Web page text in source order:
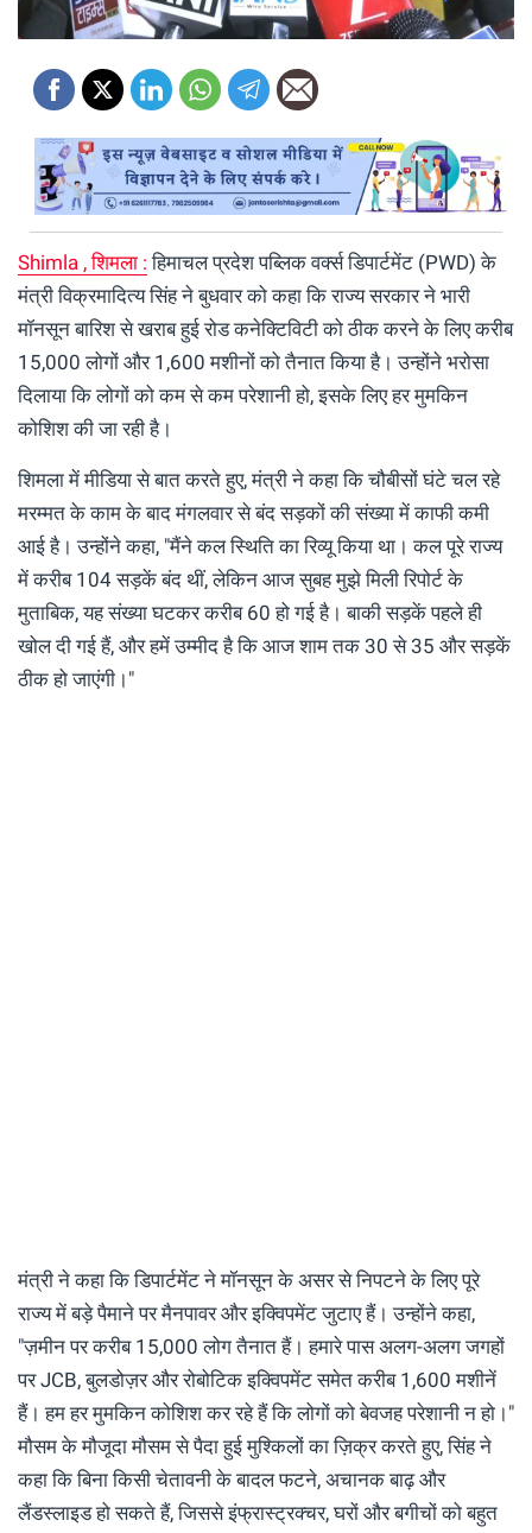
Shimla , शिमला : हिमाचल प्रदेश पब्लिक वर्क्स डिपार्टमेंट (PWD) के
मंत्री विक्रमादित्य सिंह ने बुधवार को कहा कि राज्य सरकार ने भारी
मॉनसून बारिश से खराब हुई रोड कनेक्टिविटी को ठीक करने के लिए करीब
15,000 लोगों और 1,600 मशीनों को तैनात किया है। उन्होंने भरोसा
दिलाया कि लोगों को कम से कम परेशानी हो, इसके लिए हर मुमकिन
कोशिश की जा रही है।
शिमला में मीडिया से बात करते हुए, मंत्री ने कहा कि चौबीसों घंटे चल रहे
मरम्मत के काम के बाद मंगलवार से बंद सड़कों की संख्या में काफी कमी
आई है। उन्होंने कहा, "मैंने कल स्थिति का रिव्यू किया था। कल पूरे राज्य
में करीब 104 सड़कें बंद थीं, लेकिन आज सुबह मुझे मिली रिपोर्ट के
मुताबिक, यह संख्या घटकर करीब 60 हो गई है। बाकी सड़कें पहले ही
खोल दी गई हैं, और हमें उम्मीद है कि आज शाम तक 30 से 35 और सड़कें
ठीक हो जाएंगी।"
मंत्री ने कहा कि डिपार्टमेंट ने मॉनसून के असर से निपटने के लिए पूरे
राज्य में बड़े पैमाने पर मैनपावर और इक्विपमेंट जुटाए हैं। उन्होंने कहा,
"ज़मीन पर करीब 15,000 लोग तैनात हैं। हमारे पास अलग-अलग जगहों
पर JCB, बुलडोज़र और रोबोटिक इक्विपमेंट समेत करीब 1,600 मशीनें
हैं। हम हर मुमकिन कोशिश कर रहे हैं कि लोगों को बेवजह परेशानी न हो।"
मौसम के मौजूदा मौसम से पैदा हुई मुश्किलों का ज़िक्र करते हुए, सिंह ने
कहा कि बिना किसी चेतावनी के बादल फटने, अचानक बाढ़ और
लैंडस्लाइड हो सकते हैं, जिससे इंफ्रास्ट्रक्चर, घरों और बगीचों को बहुत